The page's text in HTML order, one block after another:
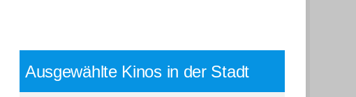
Ausgewählte Kinos in der Stadt